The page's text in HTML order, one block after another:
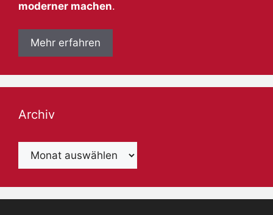
moderner machen.
Mehr erfahren
Archiv
Archiv